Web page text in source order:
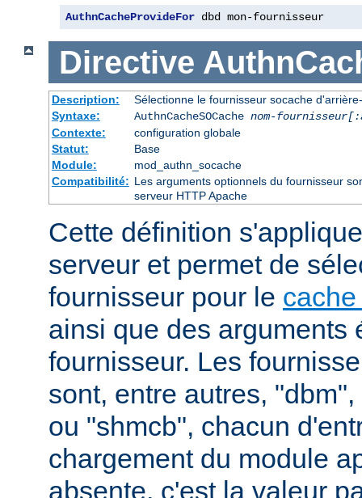
AuthnCacheProvideFor dbd mon-fournisseur
Directive
Description:
Sélectionne le fournisseur socache
Syntaxe:
AuthnCacheSOCache nom-
Contexte:
configuration globale
Statut:
Base
Module:
mod_authn_socache
Compatibilité: Les arguments optionnels du fournisseur
serveur HTTP Apache
Cette définition
serveur et permet de
fournisseur pour le
ainsi que des arguments
fournisseur. Les
sont, entre autres,
ou "shmcb", chacun
chargement du module
absente, c'est la valeur